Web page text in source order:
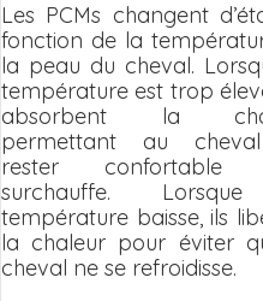
Les PCMs changent
fonction de la
la peau du cheval.
température est trop
absorbent la
permettant au
rester confortable
surchauffe.
température baisse, ils
la chaleur pour éviter
cheval ne se refroidisse.